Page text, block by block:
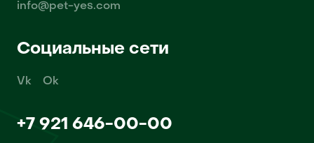
info@pet-yes.com
Социальные сети
Vk Ok
+7 921 646-00-00